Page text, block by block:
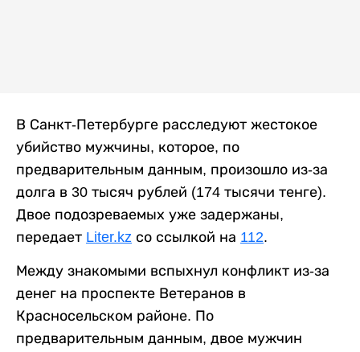
В Санкт-Петербурге расследуют жестокое
убийство мужчины, которое, по
предварительным данным, произошло из-за
долга в 30 тысяч рублей (174 тысячи тенге).
Двое подозреваемых уже задержаны,
передает Liter.kz со ссылкой на 112.
Между знакомыми вспыхнул конфликт из-за
денег на проспекте Ветеранов в
Красносельском районе. По
предварительным данным, двое мужчин